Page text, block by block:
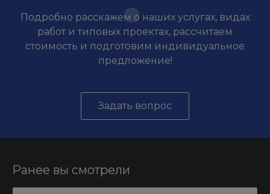
Подробно расскажем о наших услугах, видах
работ и типовых проектах, рассчитаем
стоимость и подготовим индивидуальное
предложение!
Задать вопрос
Ранее вы смотрели